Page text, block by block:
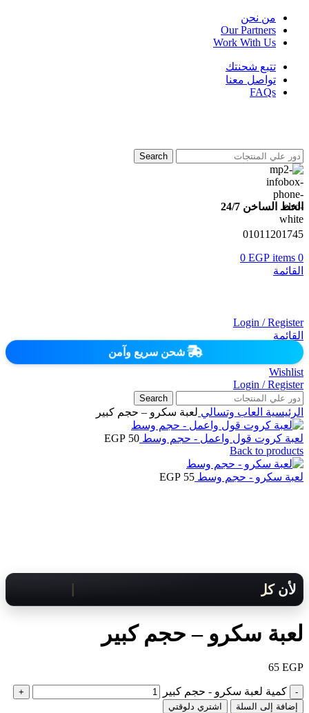
من نحن
Our Partners
Work With Us
تتبع شحنتك
تواصل معنا
FAQs
Search
الخط الساخن 24/7
01011201745
0
items
0 EGP
القائمة
Login / Register
القائمة
شحن سريع وآمن
Wishlist
Login / Register
Search
الرئيسية العاب وتسالي لعبة سكرو – حجم كبير
لعبة كروت قول واعمل - حجم وسط 50
EGP
Back to products
لعبة سكرو - حجم وسط 55
EGP
لأن كل لحظة مهمة .. هنوصلك بسرعة!
لعبة سكرو – حجم كبير
65 EGP
كمية لعبة سكرو - حجم كبير
إضافة إلى السلة اشتري دلوقتي